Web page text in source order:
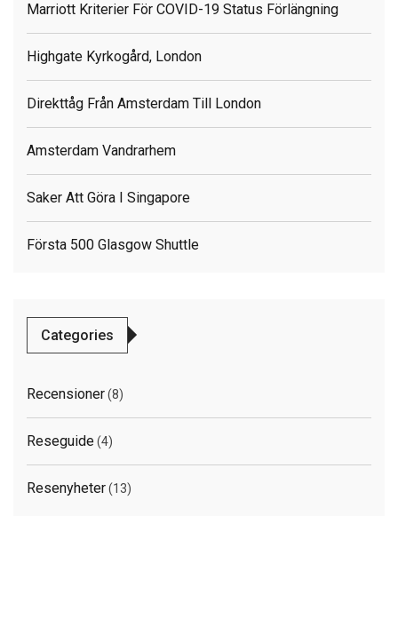
Marriott Kriterier För COVID-19 Status Förlängning
Highgate Kyrkogård, London
Direkttåg Från Amsterdam Till London
Amsterdam Vandrarhem
Saker Att Göra I Singapore
Första 500 Glasgow Shuttle
Categories
Recensioner(8)
Reseguide(4)
Resenyheter(13)